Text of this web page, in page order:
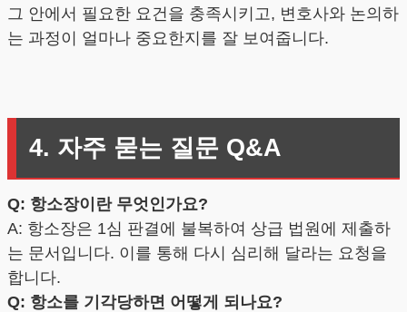
그 안에서 필요한 요건을 충족시키고, 변호사와 논의하
는 과정이 얼마나 중요한지를 잘 보여줍니다.
4. 자주 묻는 질문 Q&A
Q: 항소장이란 무엇인가요?
A: 항소장은 1심 판결에 불복하여 상급 법원에 제출하
는 문서입니다. 이를 통해 다시 심리해 달라는 요청을
합니다.
Q: 항소를 기각당하면 어떻게 되나요?